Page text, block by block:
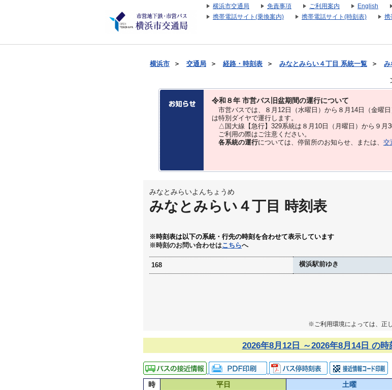
横浜市交通局 免責事項 ご利用案内 English
携帯電話サイト(乗換案内)
携帯電話サイト(時刻表) 携
横浜市 ＞ 交通局 ＞ 経路・時刻表 ＞ みなとみらい４丁目 系統一覧 ＞ み
令和８年 市営バス旧盆期間の運行について
市営バスでは、８⽉12⽇（水曜日）から８⽉14⽇（金曜
は特別ダイヤで運⾏します。
△国大線【急行】329系統は８月10日（月曜日）から９月
ご利用の際はご注意ください。
各系統の運行については、停留所のお知らせ、または、 交
みなとみらいよんちょうめ
みなとみらい４丁目 時刻表
※時刻表は以下の系統・行先の時刻を合わせて表示しています
※時刻のお問い合わせはこちらへ
168 横浜駅前ゆき
※ご利用環境によっては、正
2026年8月12日 ～2026年8月14日 の時
時 平日 土曜